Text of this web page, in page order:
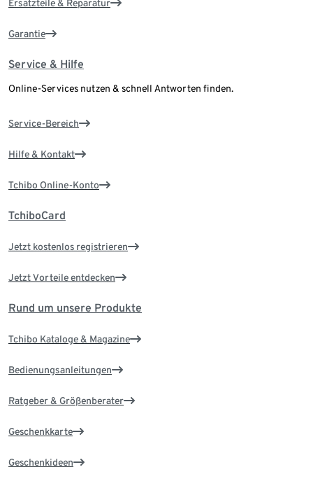
Ersatzteile & Reparatur
Garantie
Service & Hilfe
Online-Services nutzen & schnell Antworten finden.
Service-Bereich
Hilfe & Kontakt
Tchibo Online-Konto
TchiboCard
Jetzt kostenlos registrieren
Jetzt Vorteile entdecken
Rund um unsere Produkte
Tchibo Kataloge & Magazine
Bedienungsanleitungen
Ratgeber & Größenberater
Geschenkkarte
Geschenkideen